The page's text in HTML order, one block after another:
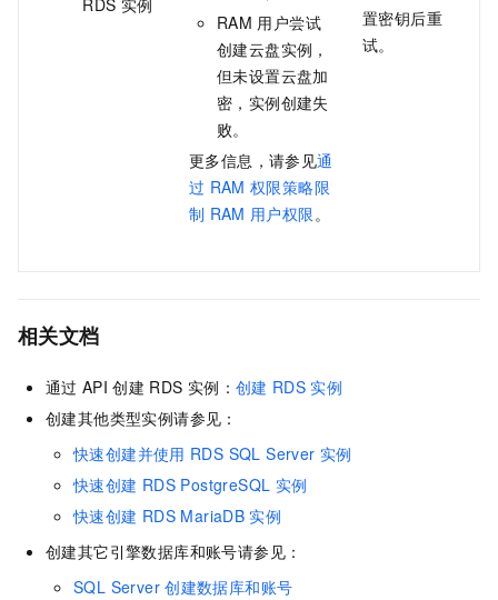
RAM 用户尝试
创建云盘实例，
但未设置云盘加
密，实例创建失
败。
更多信息，请参见通
过 RAM 权限策略限
制 RAM 用户权限 。
置密钥后重
试。
相关文档
通过 API 创建 RDS 实例： 创建 RDS 实例
创建其他类型实例请参见：
快速创建并使用 RDS SQL Server 实例
快速创建 RDS PostgreSQL 实例
快速创建 RDS MariaDB 实例
创建其它引擎数据库和账号请参见：
SQL Server 创建数据库和账号